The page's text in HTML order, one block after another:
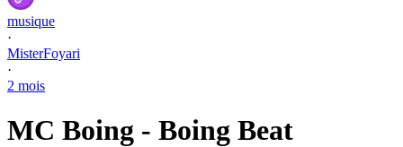
musique
·
MisterFoyari
·
2 mois
MC Boing - Boing Beat